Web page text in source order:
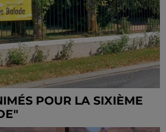
POUR LA SIXIÈME